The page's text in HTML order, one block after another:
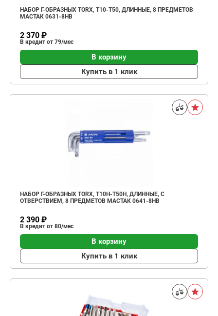
НАБОР Г-ОБРАЗНЫХ TORX, Т10-Т50, ДЛИННЫЕ, 8 ПРЕДМЕТОВ
МАСТАК 0631-8HB
2 370 ₽
В кредит от 79/мес
В корзину
Купить в 1 клик
НАБОР Г-ОБРАЗНЫХ TORX, Т10H-Т50H, ДЛИННЫЕ, С
ОТВЕРСТВИЕМ, 8 ПРЕДМЕТОВ МАСТАК 0641-8HB
2 390 ₽
В кредит от 80/мес
В корзину
Купить в 1 клик